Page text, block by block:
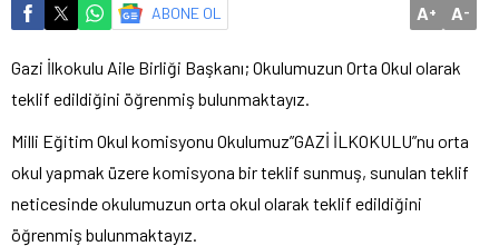
ABONE OL A+ A-
Gazi İlkokulu Aile Birliği Başkanı; Okulumuzun Orta Okul olarak
teklif edildiğini öğrenmiş bulunmaktayız.
Milli Eğitim Okul komisyonu Okulumuz”GAZİ İLKOKULU”nu orta
okul yapmak üzere komisyona bir teklif sunmuş, sunulan teklif
neticesinde okulumuzun orta okul olarak teklif edildiğini
öğrenmiş bulunmaktayız.